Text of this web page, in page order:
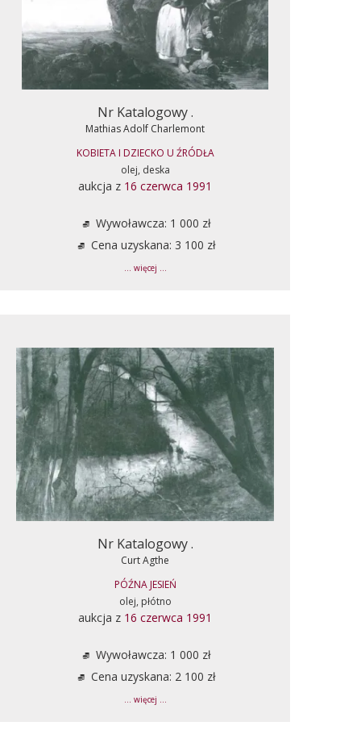
Nr Katalogowy .
Mathias Adolf Charlemont
KOBIETA I DZIECKO U ŹRÓDŁA
olej, deska
aukcja z 16 czerwca 1991
Wywoławcza: 1 000 zł
Cena uzyskana: 3 100 zł
... więcej ...
Nr Katalogowy .
Curt Agthe
PÓŹNA JESIEŃ
olej, płótno
aukcja z 16 czerwca 1991
Wywoławcza: 1 000 zł
Cena uzyskana: 2 100 zł
... więcej ...